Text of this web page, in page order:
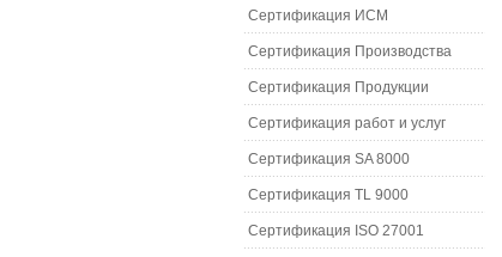
Сертификация ИСМ
Сертификация Производства
Сертификация Продукции
Сертификация работ и услуг
Сертификация SA 8000
Сертификация TL 9000
Сертификация ISO 27001